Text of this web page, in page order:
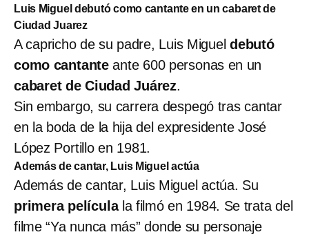
Luis Miguel debutó como cantante en un cabaret de
Ciudad Juarez
A capricho de su padre, Luis Miguel debutó
como cantante ante 600 personas en un
cabaret de Ciudad Juárez.
Sin embargo, su carrera despegó tras cantar
en la boda de la hija del expresidente José
López Portillo en 1981.
Además de cantar, Luis Miguel actúa
Además de cantar, Luis Miguel actúa. Su
primera películala filmó en 1984. Se trata del
filme “Ya nunca más” donde su personaje